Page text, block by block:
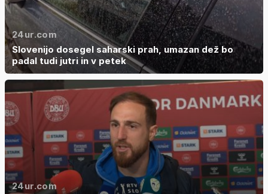
24ur.com
Slovenijo dosegel saharski prah, umazan dež bo
padal tudi jutri in v petek
24ur.com